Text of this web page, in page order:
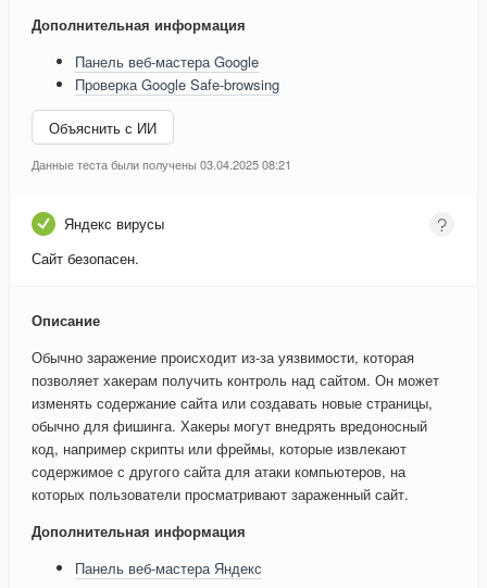
Дополнительная информация
Панель веб-мастера Google
Проверка Google Safe-browsing
Объяснить с ИИ
Данные теста были получены 03.04.2025 08:21
Яндекс вирусы
Сайт безопасен.
Описание
Обычно заражение происходит из-за уязвимости, которая
позволяет хакерам получить контроль над сайтом. Он может
изменять содержание сайта или создавать новые страницы,
обычно для фишинга. Хакеры могут внедрять вредоносный
код, например скрипты или фреймы, которые извлекают
содержимое с другого сайта для атаки компьютеров, на
которых пользователи просматривают зараженный сайт.
Дополнительная информация
Панель веб-мастера Яндекс